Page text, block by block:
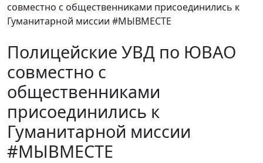
совместно с общественниками присоединились к
Гуманитарной миссии #МЫВМЕСТЕ
Полицейские УВД по ЮВАО
совместно с
общественниками
присоединились к
Гуманитарной миссии
#МЫВМЕСТЕ